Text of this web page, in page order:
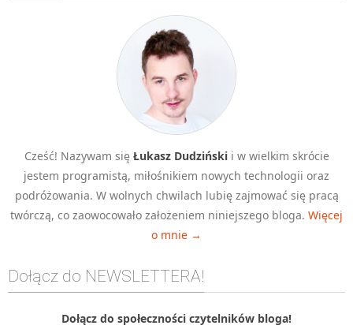
Algorytmy wyszukiwania
Inne
C++
Elementarz Java
Pascal
HTML 5
CSS 3
Django
PHP
Cześć! Nazywam się Łukasz Dudzińskii w wielkim skrócie
jestem programistą, miłośnikiem nowych technologii oraz
podróżowania. W wolnych chwilach lubię zajmować się pracą
twórczą, co zaowocowało założeniem niniejszego bloga. Więcej
o mnie →
Dołącz do NEWSLETTERA!
Dołącz do społeczności czytelników bloga!